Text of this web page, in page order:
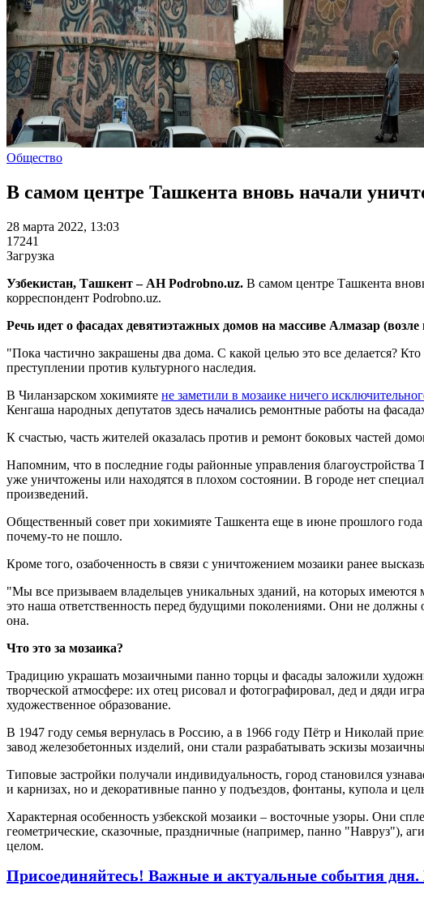
Общество
В самом центре Ташкента вновь начали
28 марта 2022, 13:03
17241
Загрузка
Узбекистан, Ташкент – АН Podrobno.uz. В самом центре Ташкента
корреспондент Podrobno.uz.
Речь идет о фасадах девятиэтажных домов на массиве Алмазар
"Пока частично закрашены два дома. С какой целью это все делается?
преступлении против культурного наследия.
В Чиланзарском хокимияте не заметили в мозаике ничего
Кенгаша народных депутатов здесь начались ремонтные работы на
К счастью, часть жителей оказалась против и ремонт боковых частей
Напомним, что в последние годы районные управления
уже уничтожены или находятся в плохом состоянии. В городе нет
произведений.
Общественный совет при хокимияте Ташкента еще в июне прошлого года
почему-то не пошло.
Кроме того, озабоченность в связи с уничтожением мозаики ранее
"Мы все призываем владельцев уникальных зданий, на которых имеются
это наша ответственность перед будущими поколениями. Они не
она.
Что это за мозаика?
Традицию украшать мозаичными панно торцы и фасады заложили
творческой атмосфере: их отец рисовал и фотографировал, дед и дяди
художественное образование.
В 1947 году семья вернулась в Россию, а в 1966 году Пётр и Николай
завод железобетонных изделий, они стали разрабатывать эскизы
Типовые застройки получали индивидуальность, город становился
и карнизах, но и декоративные панно у подъездов, фонтаны, купола и
Характерная особенность узбекской мозаики – восточные узоры. Они
геометрические, сказочные, праздничные (например, панно "Навруз"),
целом.
Присоединяйтесь! Важные и актуальные события